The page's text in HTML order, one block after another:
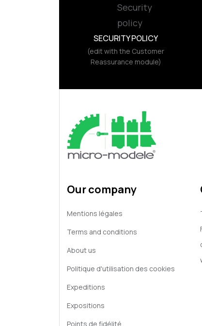
SECURITY POLICY
(edit with the Customer
Reassurance module)
Our company
Mentions légales
Terms and conditions
About us
Politique d'utilisation des cookies
Expeditions
Expositions
Points de fidélité